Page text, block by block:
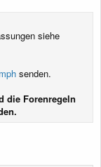
siehe
senden.
die Forenregeln